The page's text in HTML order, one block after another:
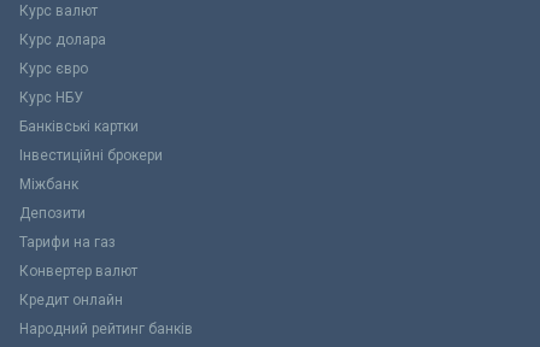
Курс валют
Курс долара
Курс євро
Курс НБУ
Банківські картки
Інвестиційні брокери
Міжбанк
Депозити
Тарифи на газ
Конвертер валют
Кредит онлайн
Народний рейтинг банків